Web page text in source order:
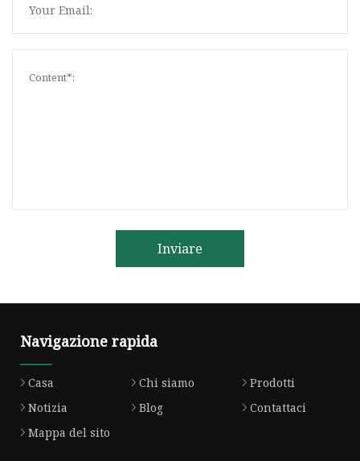
Inviare
Navigazione rapida
Casa Chi siamo
Prodotti
Notizia
Blog
Contattaci
Mappa del sito